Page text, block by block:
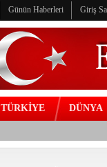
Günün Haberleri Giriş
TÜRKİYE DÜNYA